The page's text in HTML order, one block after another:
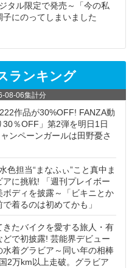
タル限定で発売～「今の私
にのってしまいました
ランキング
08-06集計分
作品が30%OFF! FANZA動
％OFF」第2弾を明日1日
ンペーンガールは田野憂さ
色担当“まなふぃ”こと真中ま
に挑戦! 「週刊プレイボー
ディを披露～「ビキニとか
着るのは初めてかも」
たバイクを愛する旅人・有
で初披露! 芸能界デビュー
着グラビア～同い年の相棒
2万km以上走破。グラビア